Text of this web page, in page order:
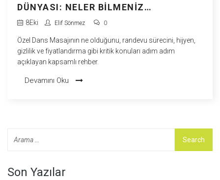
DÜNYASI: NELER BILMENIZ
GEREKIYOR?
8Eki Elif Sönmez 0
Özel Dans Masajının ne olduğunu, randevu sürecini, hijyen,
gizlilik ve fiyatlandırma gibi kritik konuları adım adım
açıklayan kapsamlı rehber.
Devamını Oku
Son Yazılar